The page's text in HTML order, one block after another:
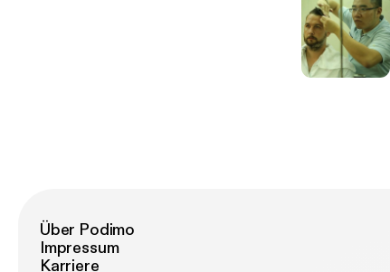
Über Podimo
Impressum
Karriere